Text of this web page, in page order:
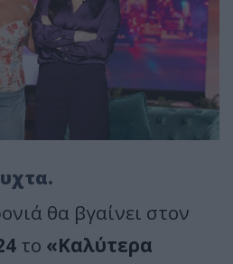
θα βγαίνει στον
το «Καλύτερα